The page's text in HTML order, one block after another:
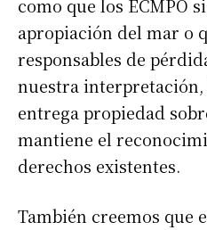
como que los ECMPO
apropiación del mar o
responsables de
nuestra interpretación,
entrega propiedad
mantiene el
derechos existentes.
También creemos que